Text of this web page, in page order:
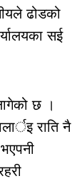
ढोडको
सई
छ ।
राति नै